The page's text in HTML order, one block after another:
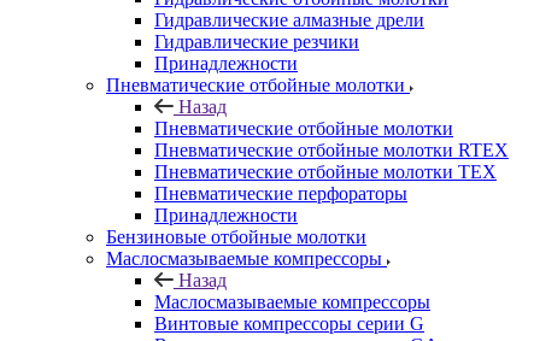
Гидравлические алмазные дрели
Гидравлические резчики
Принадлежности
Пневматические отбойные молотки
Назад
Пневматические отбойные молотки
Пневматические отбойные молотки RTEX
Пневматические отбойные молотки TEX
Пневматические перфораторы
Принадлежности
Бензиновые отбойные молотки
Маслосмазываемые компрессоры
Назад
Маслосмазываемые компрессоры
Винтовые компрессоры серии G